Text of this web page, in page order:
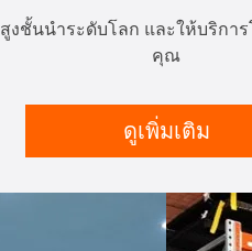
งชั้นนำระดับโลก และให้บริก
คุณ
ดูเพิ่มเติม